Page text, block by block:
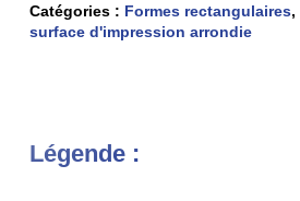
Catégories : Formes rectangulaires,
surface d'impression arrondie
Légende :